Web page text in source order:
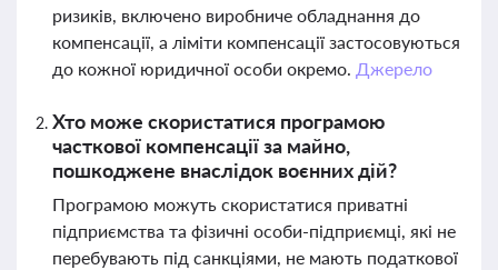
ризиків, включено виробниче обладнання до
компенсації, а ліміти компенсації застосовуються
до кожної юридичної особи окремо. Джерело
Хто може скористатися програмою
часткової компенсації за майно,
пошкоджене внаслідок воєнних дій?
Програмою можуть скористатися приватні
підприємства та фізичні особи-підприємці, які не
перебувають під санкціями, не мають податкової